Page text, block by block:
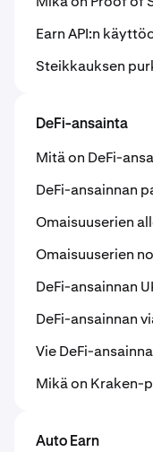
Earn API:n
Steikkauksen
DeFi-ansainta
Mitä on DeFi-
DeFi-ansainnan
Omaisuuserien
Omaisuuserien
DeFi-ansainnan
DeFi-ansainnan
Vie DeFi-
Mikä on Kraken-
Auto Earn